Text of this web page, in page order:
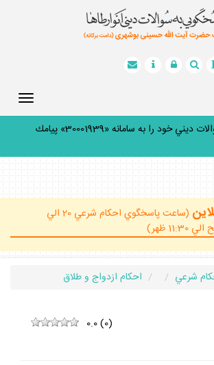
شما مي توانيد سوالات ديني خود را به سامانه «30001939» پيامك
(ساعت پاسخگوي احكام شرعي 20 الي
شرعي
احكام ازدواج و طلاق
0.0(0)